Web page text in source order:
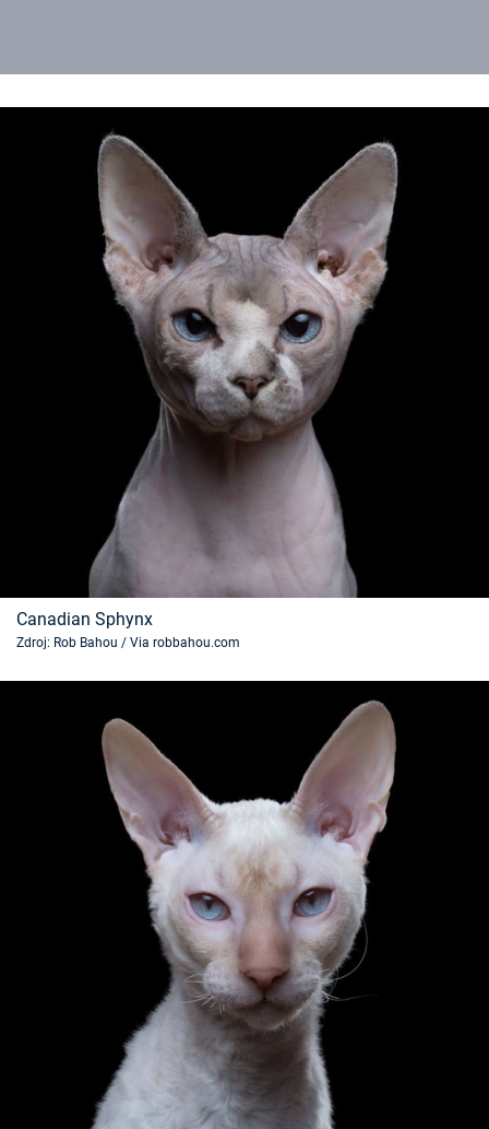
Canadian Sphynx
Zdroj: Rob Bahou / Via robbahou.com